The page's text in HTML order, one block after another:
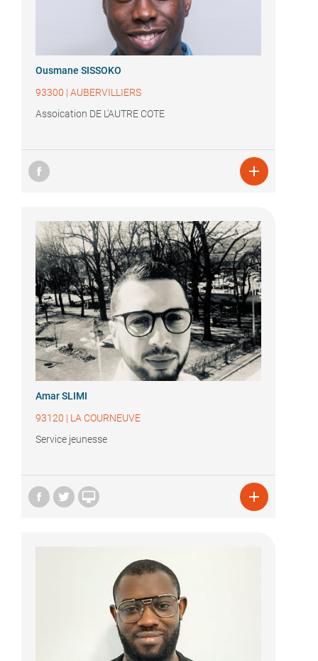
Ousmane SISSOKO
93300 | AUBERVILLIERS
Assoication DE L'AUTRE COTE

Amar SLIMI
93120 | LA COURNEUVE
Service jeunesse
 